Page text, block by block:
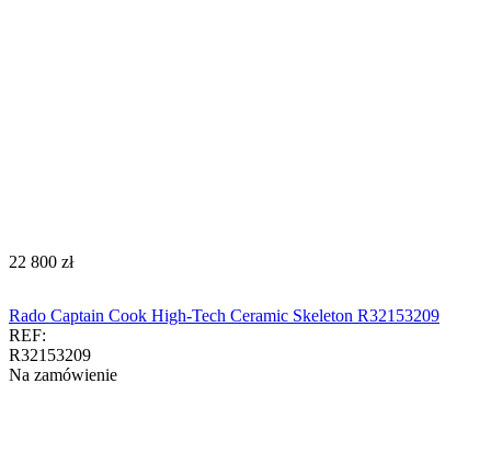
‍22 800‍ zł
Rado Captain Cook High-Tech Ceramic Skeleton R32153209
REF:
R32153209
Na zamówienie